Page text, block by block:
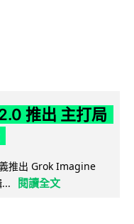
推出 主打局
推出 Grok Imagine
閱讀全文